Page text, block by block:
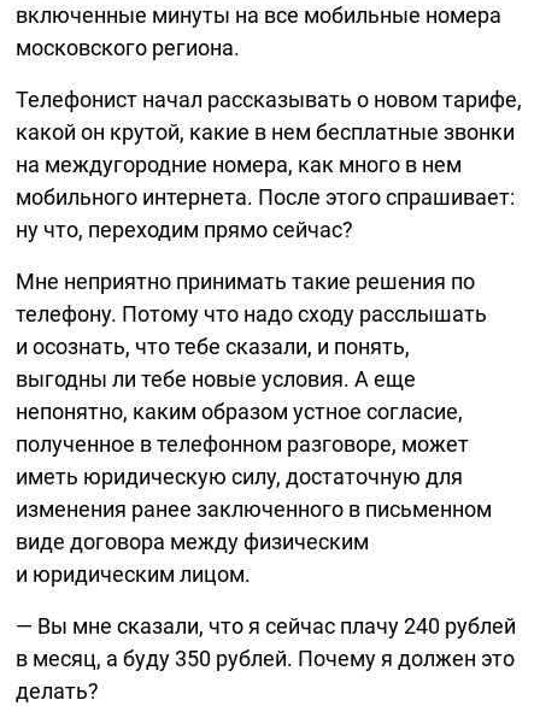
включенные минуты на все мобильные номера
московского региона.
Телефонист начал рассказывать о новом тарифе,
какой он крутой, какие в нем бесплатные звонки
на междугородние номера, как много в нем
мобильного интернета. После этого спрашивает:
ну что, переходим прямо сейчас?
Мне неприятно принимать такие решения по
телефону. Потому что надо сходу расслышать
и осознать, что тебе сказали, и понять,
выгодны ли тебе новые условия. А еще
непонятно, каким образом устное согласие,
полученное в телефонном разговоре, может
иметь юридическую силу, достаточную для
изменения ранее заключенного в письменном
виде договора между физическим
и юридическим лицом.
— Вы мне сказали, что я сейчас плачу 240 рублей
в месяц, а буду 350 рублей. Почему я должен это
делать?